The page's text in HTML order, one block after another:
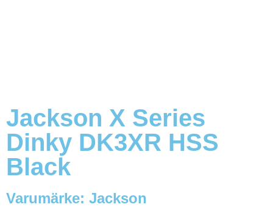
Jackson X Series
Dinky DK3XR HSS
Black
Varumärke: Jackson